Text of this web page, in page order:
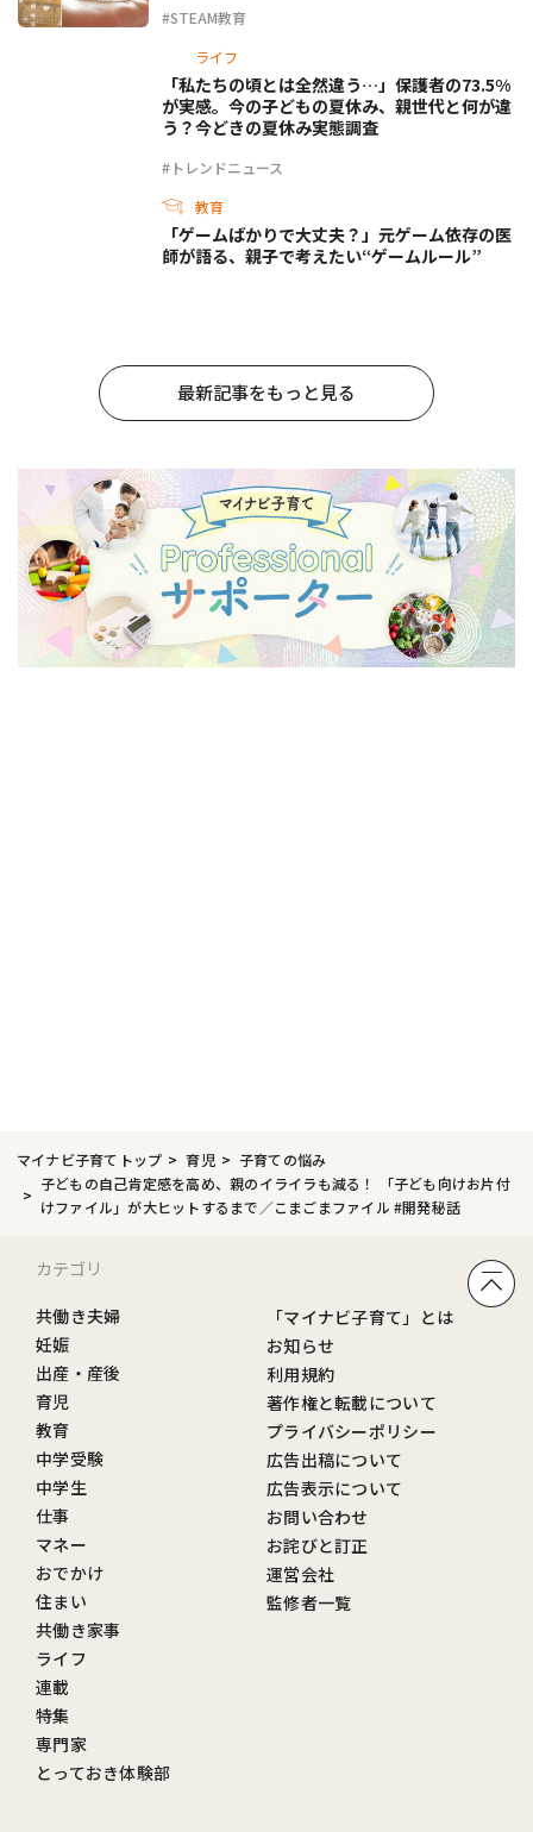
#STEAM教育
ライフ
#トレンドニュース
「私たちの頃とは全然違う…」保護者の73.5%
が実感。今の子どもの夏休み、親世代と何が違
う？今どきの夏休み実態調査
教育
「ゲームばかりで大丈夫？」元ゲーム依存の医
師が語る、親子で考えたい“ゲームルール”
最新記事をもっと見る
マイナビ子育てトップ 育児
子育ての悩み
子どもの自己肯定感を高め、親のイライラも減る！ 「子ども向けお片付
けファイル」が大ヒットするまで／こまごまファイル #開発秘話
カテゴリ
共働き夫婦
妊娠
出産・産後
育児
教育
中学受験
中学生
仕事
マネー
おでかけ
住まい
共働き家事
ライフ
連載
特集
専門家
とっておき体験部
「マイナビ子育て」とは
お知らせ
利用規約
著作権と転載について
プライバシーポリシー
広告出稿について
広告表示について
お問い合わせ
お詫びと訂正
運営会社
監修者一覧